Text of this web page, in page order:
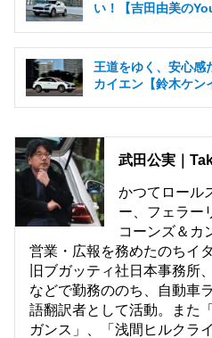
い！【吉田由美の
王道をゆく、安心感
カイエン【鈴木ケン
武田公実｜
かつてロール
ー、フェラー
コーンズ＆カ
営業・広報を務めたのちイ
旧ブガッティ社日本事務所
などで勤務ののち、自動車
語翻訳者として活動。また
ガンス」、「浅間ヒルクラ